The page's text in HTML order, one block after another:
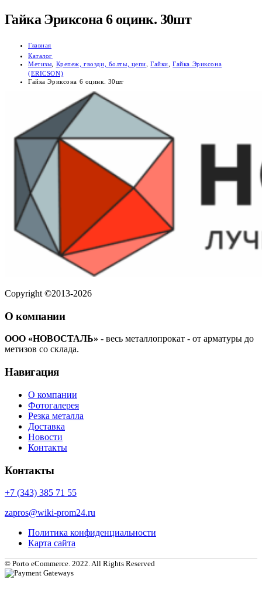
Гайка Эриксона 6 оцинк. 30шт
Главная
Каталог
Метизы
Крепеж, гвозди, болты, цепи ,Гайки ,Гайка Эриксона
(ERICSON)
Гайка Эриксона 6 оцинк. 30шт
Copyright ©2013-2026
О компании
ООО «НОВОСТАЛЬ» - весь металлопрокат - от арматуры до
метизов со склада.
Навигация
О компании
Фотогалерея
Резка металла
Доставка
Новости
Контакты
Контакты
+7 (343) 385 71 55
zapros@wiki-prom24.ru
Политика конфиденциальности
Карта сайта
© Porto eCommerce. 2022. All Rights Reserved